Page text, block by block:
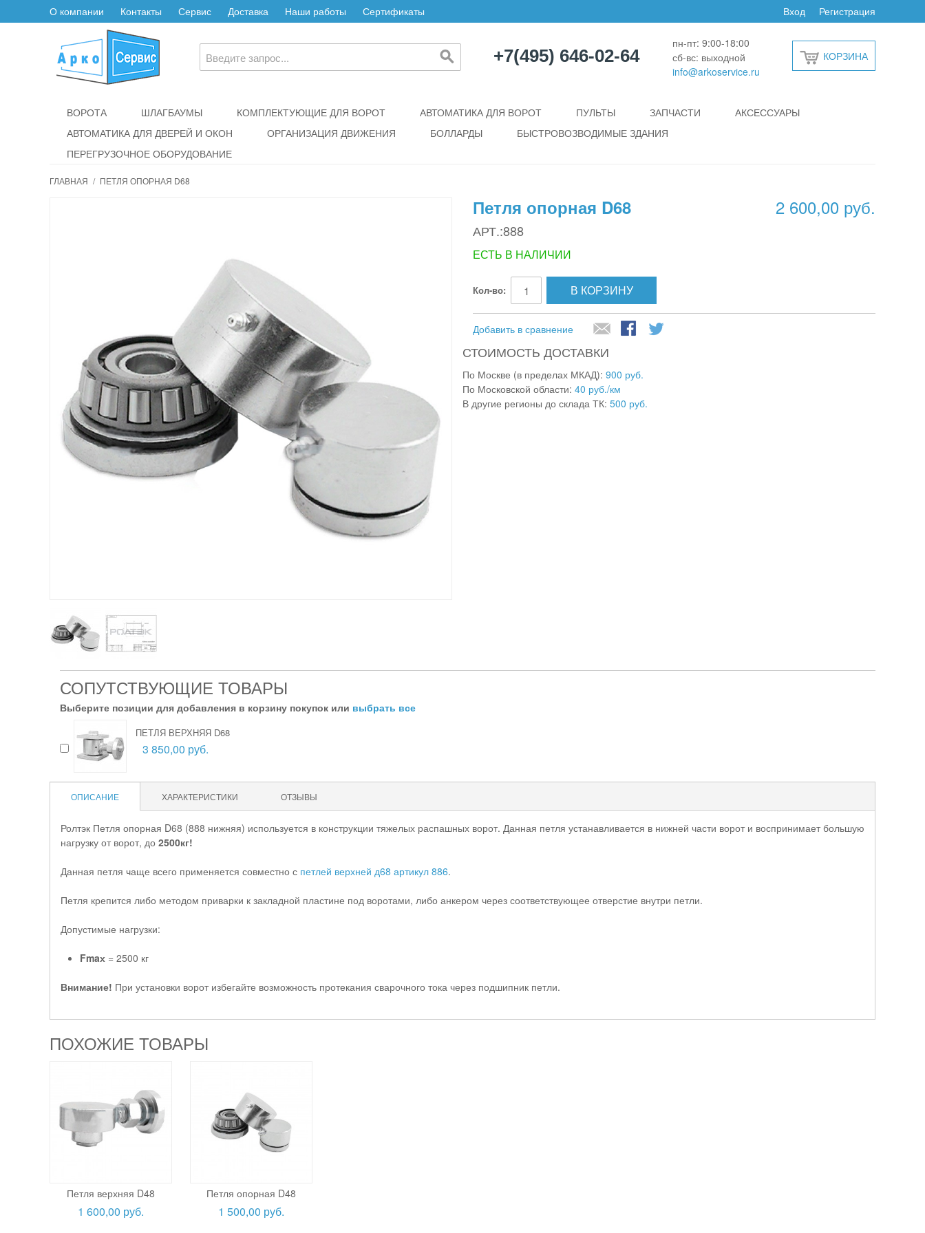
О компании Контакты Сервис Доставка Наши работы Сертификаты Регистрация
Вход
+7(495) 646-02-64
пн-пт: 9:00-18:00
сб-вс: выходной
info@arkoservice.ru
КОРЗИНА
ВОРОТА ШЛАГБАУМЫ КОМПЛЕКТУЮЩИЕ ДЛЯ ВОРОТ АВТОМАТИКА ДЛЯ ВОРОТ ПУЛЬТЫ ЗАПЧАСТИ
АКСЕССУАРЫ
АВТОМАТИКА ДЛЯ ДВЕРЕЙ И ОКОН
ОРГАНИЗАЦИЯ ДВИЖЕНИЯ БОЛЛАРДЫ
БЫСТРОВОЗВОДИМЫЕ ЗДАНИЯ
ПЕРЕГРУЗОЧНОЕ ОБОРУДОВАНИЕ
ГЛАВНАЯ / ПЕТЛЯ ОПОРНАЯ D68
Петля опорная D68
АРТ.:888
2 600,00 руб.
ЕСТЬ В НАЛИЧИИ
Кол-во: В КОРЗИНУ
Добавить в сравнение
СТОИМОСТЬ ДОСТАВКИ
По Москве (в пределах МКАД): 900 руб.
По Московской области: 40 руб./км
В другие регионы до склада ТК: 500 руб.
СОПУТСТВУЮЩИЕ ТОВАРЫ
Выберите позиции для добавления в корзину покупок или выбрать все
ПЕТЛЯ ВЕРХНЯЯ D68
3 850,00 руб.
ОПИСАНИЕ ХАРАКТЕРИСТИКИ ОТЗЫВЫ
Ролтэк Петля опорная D68 (888 нижняя) используется в конструкции тяжелых распашных ворот. Данная петля устанавливается в нижней части ворот и воспринимает большую
нагрузку от ворот, до 2500кг!
Данная петля чаще всего применяется совместно с петлей верхней д68 артикул 886.
Петля крепится либо методом приварки к закладной пластине под воротами, либо анкером через соответствующее отверстие внутри петли.
Допустимые нагрузки:
Fmaх = 2500 кг
Внимание! При установки ворот избегайте возможность протекания сварочного тока через подшипник петли.
ПОХОЖИЕ ТОВАРЫ
Петля верхняя D48
1 600,00 руб.
Петля опорная D48
1 500,00 руб.